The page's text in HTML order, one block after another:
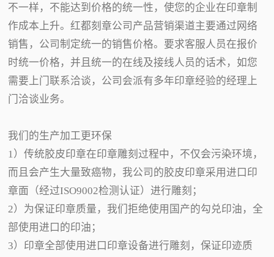
不一样，不能达到价格的统一性，使您的企业在印章制
作成本上升。红都刻章公司产品营销渠道主要通过网络
销售，公司制定统一的销售价格。要求客服人员在报价
时统一价格，并且统一的在线及接线人员的话术，如您
需要上门联系洽谈，公司会派有多年印章经验的经理上
门洽谈业务。
我们的生产加工更环保
1）传统胶皮印章在印章雕刻过程中，不仅会污染环境，
而且会产生大量致癌物，我公司的胶皮印章采用进口印
章面（经过ISO9002检测认证）进行雕刻；
2）为保证印章质量，我们拒绝使用国产的勾兑印油，全
部使用进口的印油；
3）印章全部使用进口印章设备进行雕刻，保证印迹质